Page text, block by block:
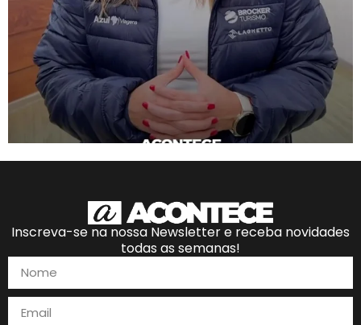
Inscreva-se na nossa Newsletter e receba novidades
todas as semanas!